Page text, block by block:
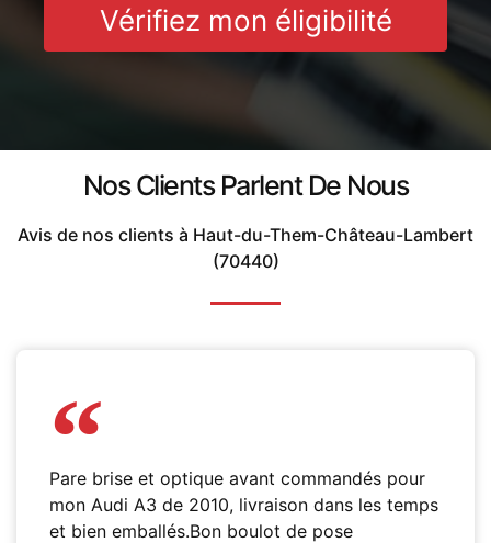
Vérifiez mon éligibilité
Nos Clients Parlent De Nous
Avis de nos clients à Haut-du-Them-Château-Lambert
(70440)
Pare brise et optique avant commandés pour
mon Audi A3 de 2010, livraison dans les temps
et bien emballés.Bon boulot de pose